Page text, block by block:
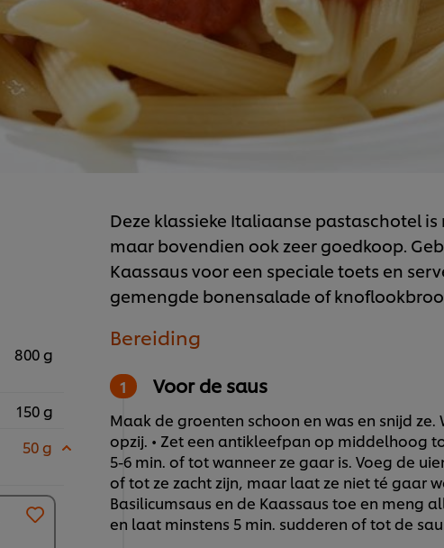
800 g
150 g
50 g
Deze klassieke Italiaanse pastaschotel
maar bovendien ook zeer goedkoop.
Kaassaus voor een speciale toets en
gemengde bonensalade of
Bereiding
Voor de saus
Maak de groenten schoon en was en snijd ze.
opzij. • Zet een antikleefpan op middelhoog
5-6 min. of tot wanneer ze gaar is. Voeg de
of tot ze zacht zijn, maar laat ze niet té gaar
Basilicumsaus en de Kaassaus toe en meng
en laat minstens 5 min. sudderen of tot de